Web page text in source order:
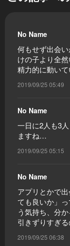
No Name
何もせず出会
けの子より全
精力的に動いて
2019/09/25 05:49
No Name
一日に2人も3
ますね…
2019/09/25 05:15
No Name
アプリとかで
ても良いか」
う気持ち、分
引きずりすぎ
2019/09/25 06:38